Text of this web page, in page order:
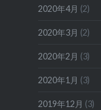
2020年4月 (2)
2020年3月 (2)
2020年2月 (3)
2020年1月 (3)
2019年12月 (3)